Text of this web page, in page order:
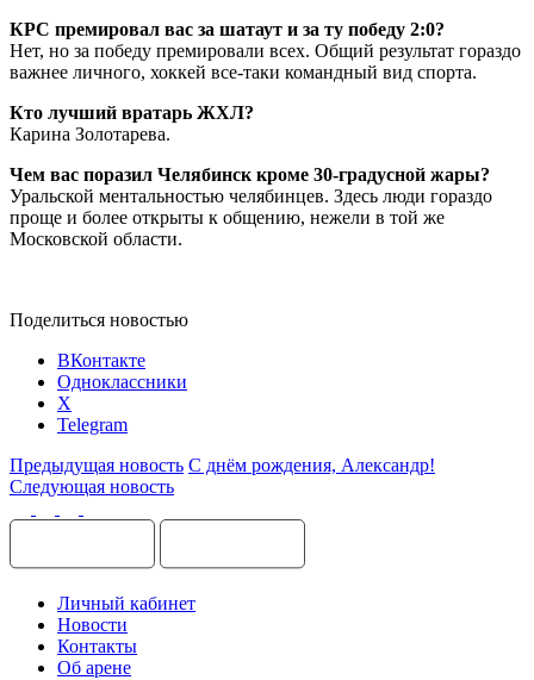
КРС премировал вас за шатаут и за ту победу 2:0?
Нет, но за победу премировали всех. Общий результат гораздо
важнее личного, хоккей все-таки командный вид спорта.
Кто лучший вратарь ЖХЛ?
Карина Золотарева.
Чем вас поразил Челябинск кроме 30-градусной жары?
Уральской ментальностью челябинцев. Здесь люди гораздо
проще и более открыты к общению, нежели в той же
Московской области.
Поделиться новостью
ВКонтакте
Одноклассники
X
Telegram
Предыдущая новость С днём рождения, Александр!
Следующая новость
Личный кабинет
Новости
Контакты
Об арене